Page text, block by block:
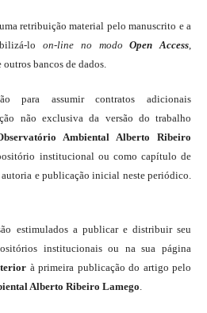
retribuição material pelo manuscrito e a
lo on-line no modo Open Access,
bancos de dados.
para assumir contratos adicionais
não exclusiva da versão do trabalho
Ambiental Alberto Ribeiro
institucional ou como capítulo de
e publicação inicial neste periódico.
estimulados a publicar e distribuir seu
institucionais ou na sua página
à primeira publicação do artigo pelo
Alberto Ribeiro Lamego.